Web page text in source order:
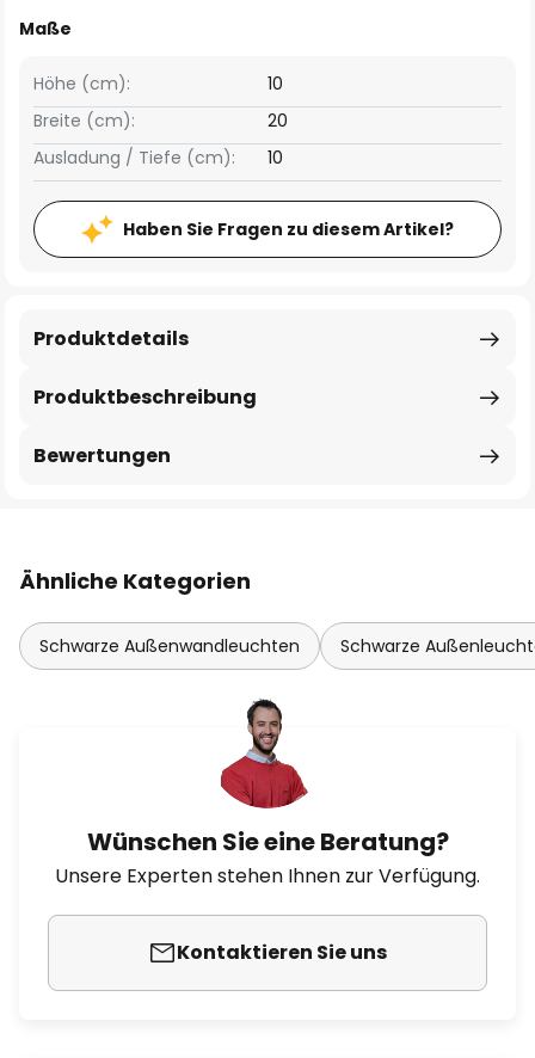
Maße
Breite (cm): 20
Höhe (cm): 10
Ausladung / Tiefe (cm): 10
Haben Sie Fragen zu diesem Artikel?
Produktbeschreibung
Produktdetails
Bewertungen
Ähnliche Kategorien
Schwarze Außenwandleuchten Schwarze
Wünschen Sie eine Beratung?
Unsere Experten stehen Ihnen zur Verfügung.
Kontaktieren Sie uns